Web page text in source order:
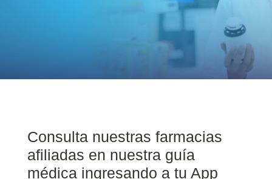
Consulta nuestras farmacias
afiliadas en nuestra guía
médica ingresando a tu App